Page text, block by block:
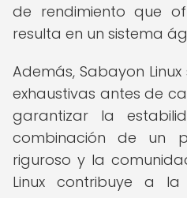
de rendimiento que
resulta en un sistema
Además, Sabayon
exhaustivas antes de
garantizar la
combinación de un
riguroso y la
Linux contribuye a